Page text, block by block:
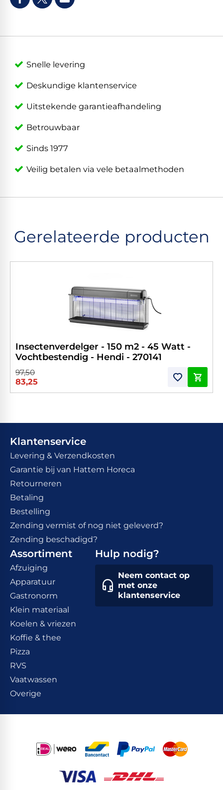
Snelle levering
Deskundige klantenservice
Uitstekende garantieafhandeling
Betrouwbaar
Sinds 1977
Veilig betalen via vele betaalmethoden
Gerelateerde producten
Insectenverdelger - 150 m2 - 45 Watt -
Vochtbestendig - Hendi - 270141
97,50
83,25
Klantenservice
Levering & Verzendkosten
Garantie bij van Hattem Horeca
Retourneren
Betaling
Bestelling
Zending vermist of nog niet geleverd?
Zending beschadigd?
Assortiment
Afzuiging
Apparatuur
Gastronorm
Klein materiaal
Koelen & vriezen
Koffie & thee
Pizza
RVS
Vaatwassen
Overige
Hulp nodig?
Neem contact op
met onze
klantenservice